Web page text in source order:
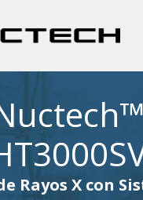
Rayos X con